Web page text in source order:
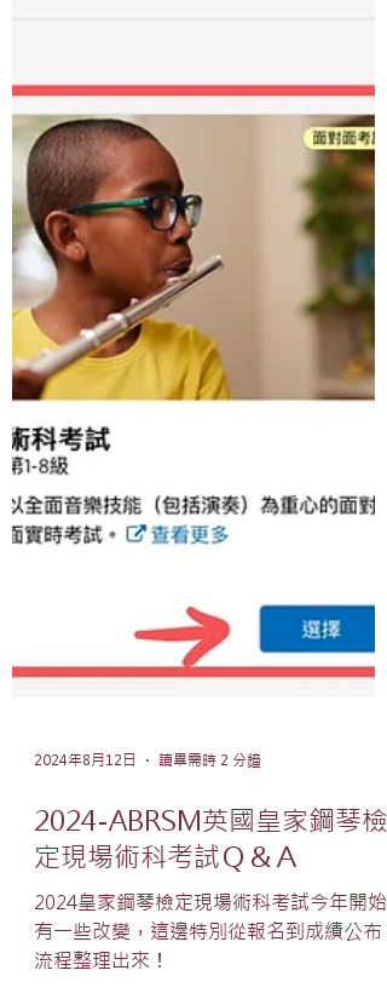
2024年8月12日 讀畢需時 2 分鐘
2024-ABRSM英國皇家鋼琴檢
定現場術科考試Ｑ＆Ａ
2024皇家鋼琴檢定現場術科考試今年開始